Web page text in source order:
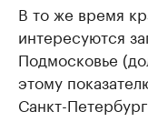
В то же время
интересуются
Подмосковье
этому
Санкт-